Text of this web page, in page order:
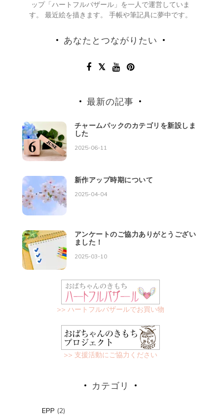
ップ「ハートフルバザール」を一人で運営していま
す。 最近絵を描きます。 手帳や筆記具に夢中です。
あなたとつながりたい
最新の記事
チャームパックのカテゴリを新設しま
した
2025-06-11
新作アップ時期について
2025-04-04
アンケートのご協力ありがとうござい
ました！
2025-03-10
>> ハートフルバザールでお買い物
>> 支援活動にご協力ください
カテゴリ
EPP (2)